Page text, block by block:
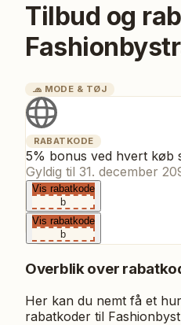
Tilbud og
🧢 MODE & TØJ
RABATKODE
5% bonus ved hvert køb
Gyldig til 31. december
Vis rabatkode
b
Vis rabatkode
b
Overblik over
Her kan du nemt få et
rabatkoder til